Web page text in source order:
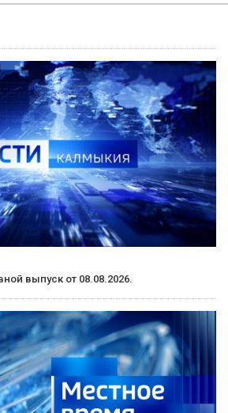
выпуск от 08.08.2026.